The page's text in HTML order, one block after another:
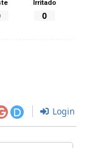
Irritado
0
Login